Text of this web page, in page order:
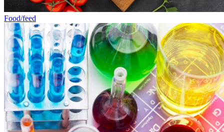
Food/feed